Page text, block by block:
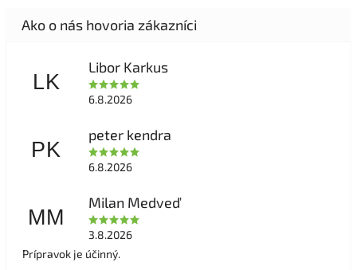
LK
Libor Karkus
6.8.2026
PK
peter kendra
6.8.2026
MM
Milan Medveď
3.8.2026
Prípravok je účinný.